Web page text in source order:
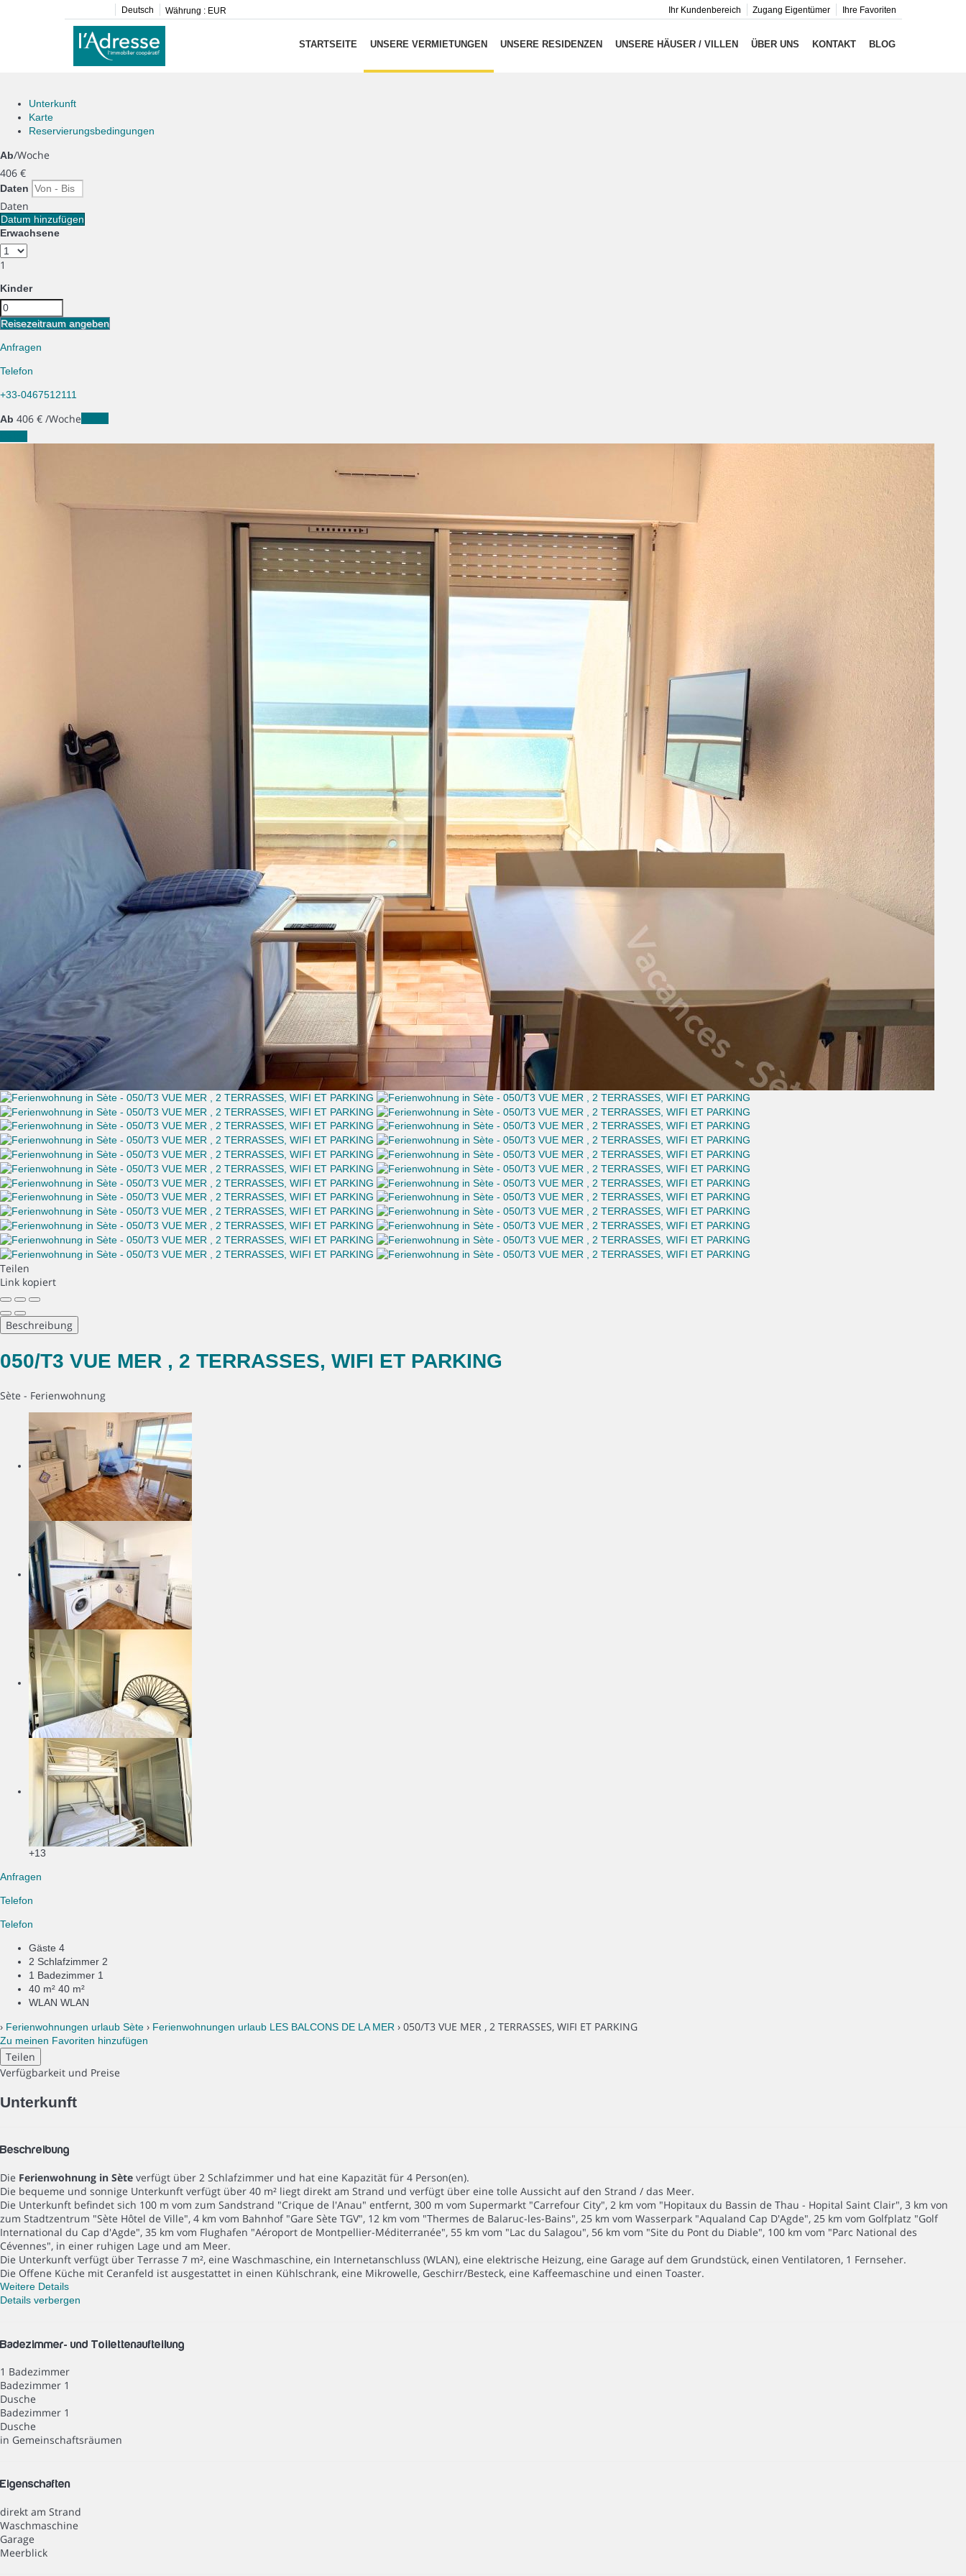
Deutsch Währung : EUR Ihre Favoriten
Zugang Eigentümer
Ihr Kundenbereich
STARTSEITE UNSERE VERMIETUNGEN UNSERE RESIDENZEN UNSERE HÄUSER / VILLEN ÜBER UNS KONTAKT BLOG
Unterkunft
Karte
Reservierungsbedingungen
Ab/Woche
406 €
Daten
Daten
Datum hinzufügen
Erwachsene
1
Kinder
Reisezeitraum angeben
Anfragen
Telefon
+33-0467512111
Ab 406 € /Woche
Teilen
Link kopiert
Beschreibung
050/T3 VUE MER , 2 TERRASSES, WIFI ET PARKING
Sète - Ferienwohnung
+13
Anfragen
Telefon
Telefon
Gäste 4
2 Schlafzimmer 2
1 Badezimmer 1
40 m² 40 m²
WLAN WLAN
› Ferienwohnungen urlaub Sète › Ferienwohnungen urlaub LES BALCONS DE LA MER › 050/T3 VUE MER , 2 TERRASSES, WIFI ET PARKING
Zu meinen Favoriten hinzufügen
Teilen
Verfügbarkeit und Preise
Unterkunft
Beschreibung
Die Ferienwohnung in Sète verfügt über 2 Schlafzimmer und hat eine Kapazität für 4 Person(en).
Die bequeme und sonnige Unterkunft verfügt über 40 m² liegt direkt am Strand und verfügt über eine tolle Aussicht auf den Strand / das Meer.
Die Unterkunft befindet sich 100 m vom zum Sandstrand "Crique de l'Anau" entfernt, 300 m vom Supermarkt "Carrefour City", 2 km vom "Hopitaux du Bassin de Thau - Hopital Saint Clair", 3 km von
zum Stadtzentrum "Sète Hôtel de Ville", 4 km vom Bahnhof "Gare Sète TGV", 12 km vom "Thermes de Balaruc-les-Bains", 25 km vom Wasserpark "Aqualand Cap D'Agde", 25 km vom Golfplatz "Golf
International du Cap d'Agde", 35 km vom Flughafen "Aéroport de Montpellier-Méditerranée", 55 km vom "Lac du Salagou", 56 km vom "Site du Pont du Diable", 100 km vom "Parc National des
Cévennes", in einer ruhigen Lage und am Meer.
Die Unterkunft verfügt über Terrasse 7 m², eine Waschmaschine, ein Internetanschluss (WLAN), eine elektrische Heizung, eine Garage auf dem Grundstück, einen Ventilatoren, 1 Fernseher.
Die Offene Küche mit Ceranfeld ist ausgestattet in einen Kühlschrank, eine Mikrowelle, Geschirr/Besteck, eine Kaffeemaschine und einen Toaster.
Weitere Details
Details verbergen
Badezimmer- und Toilettenaufteilung
1 Badezimmer
Badezimmer 1
Dusche
Badezimmer 1
Dusche
in Gemeinschaftsräumen
Eigenschaften
direkt am Strand
Waschmaschine
Garage
Meerblick